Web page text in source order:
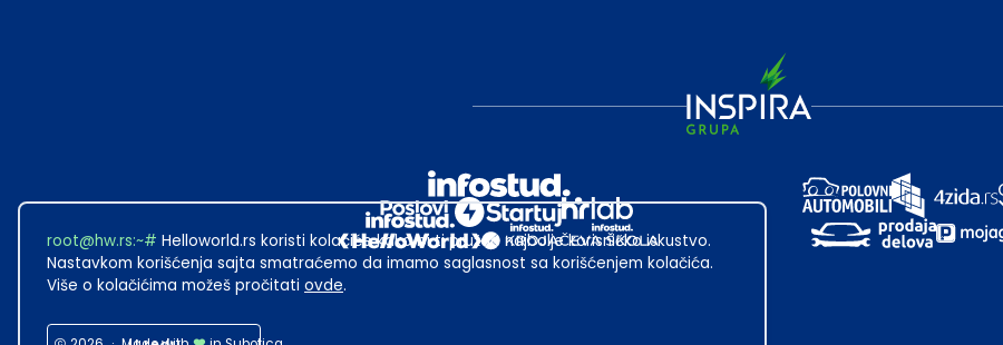
root@hw.rs:~# Helloworld.rs koristi kolačiće kako bi ti pružao najbolje korisničko iskustvo.
Nastavkom korišćenja sajta smatraćemo da imamo saglasnost sa korišćenjem kolačića.
Više o kolačićima možeš pročitati ovde.